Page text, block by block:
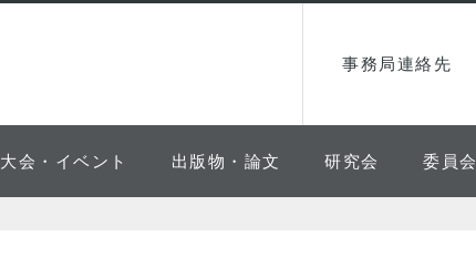
事務局連絡先
大会・イベント 出版物・論文 研究会 委員会